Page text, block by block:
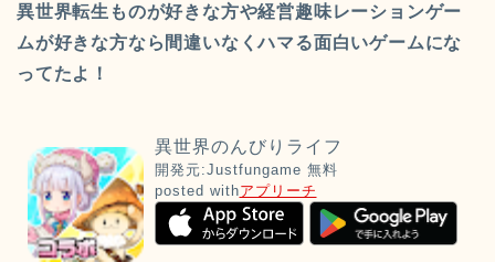
異世界転生ものが好きな方や経営趣味レーションゲー
ムが好きな方なら間違いなくハマる面白いゲームにな
ってたよ！
異世界のんびりライフ
開発元:Justfungame 無料
posted withアプリーチ